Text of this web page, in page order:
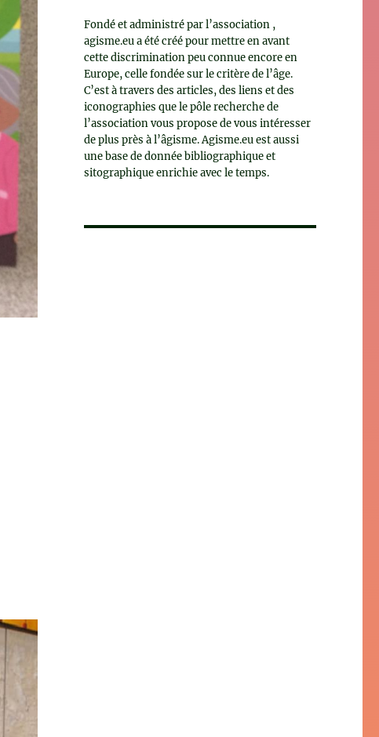
Fondé et administré par l’association ,
agisme.eu a été créé pour mettre en avant
cette discrimination peu connue encore en
Europe, celle fondée sur le critère de l’âge.
C’est à travers des articles, des liens et des
iconographies que le pôle recherche de
l’association vous propose de vous intéresser
de plus près à l’âgisme. Agisme.eu est aussi
une base de donnée bibliographique et
sitographique enrichie avec le temps.